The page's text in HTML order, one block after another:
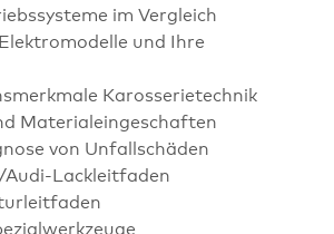
im Vergleich
und Ihre
Karosserietechnik
Materialeingeschaften
von Unfallschäden
Audi-Lackleitfaden